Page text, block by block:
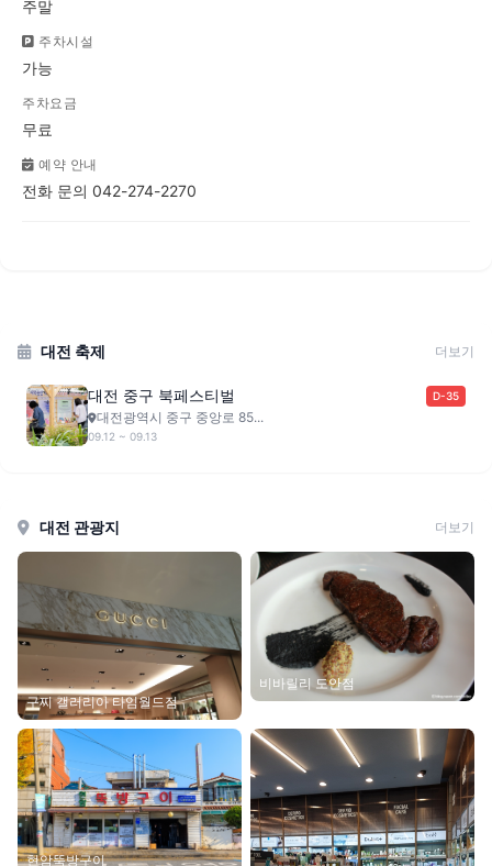
주말
주차시설
가능
주차요금
무료
예약 안내
전화 문의 042-274-2270
대전 축제 더보기
대전 중구 북페스티벌 D-35
대전광역시 중구 중앙로 85...
09.12 ~ 09.13
대전 관광지 더보기
구찌 갤러리아 타임월드점
비바릴리 도안점
현암뚝방구이